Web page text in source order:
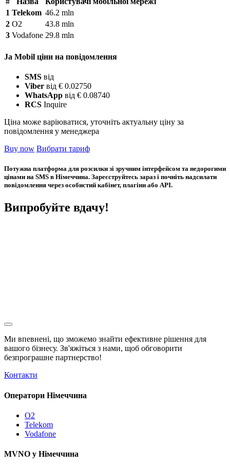
1 Telekom 46.2 mln
2 O2
43.8 mln
3 Vodafone 29.8 mln
Ja Mobil ціни на повідомлення
SMS від
Viber від € 0.02750
WhatsApp від € 0.08740
RCS Inquire
Ціна може варіюватися, уточніть актуальну ціну за
повідомлення у менеджера
Buy now Вибрати тариф
Потужна платформа для розсилки зі зручним інтерфейсом та недорогими
цінами на SMS в Німеччина. Зареєструйтесь зараз і почніть надсилати
повідомлення через особистий кабінет, плагіни або API.
Випробуйте вдачу!
Ми впевнені, що зможемо знайти ефективне рішення для
вашого бізнесу. Зв'яжіться з нами, щоб обговорити
безпрограшне партнерство!
Контакти
Оператори Німеччина
O2
Telekom
Vodafone
MVNO у Німеччина